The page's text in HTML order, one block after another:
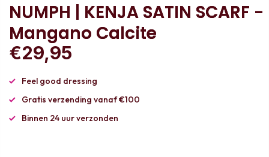
NUMPH | KENJA SATIN SCARF -
Mangano Calcite
€29,95
Feel good dressing
Gratis verzending vanaf €100
Binnen 24 uur verzonden